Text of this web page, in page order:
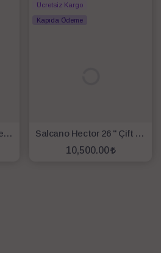
Salcano Attack 16 " Erkek Çocuk Bisikleti - Siyah / Kırmızı
Ücretsiz Kargo
Kapıda Ödeme
Salcano Hector 26 " Çift Amortisörlü Dağ Bisikleti - Parlak Siyah / Kırmızı
10,500.00